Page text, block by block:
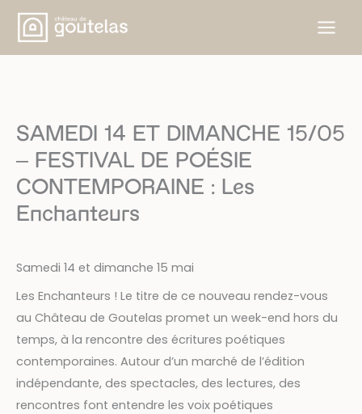
Aller
contenu
SAMEDI 14 ET DIMANCHE 15/05
– FESTIVAL DE POÉSIE
CONTEMPORAINE : Les
Enchanteurs
Samedi 14 et dimanche 15 mai
Les Enchanteurs ! Le titre de ce nouveau rendez-vous
au Château de Goutelas promet un week-end hors du
temps, à la rencontre des écritures poétiques
contemporaines. Autour d’un marché de l’édition
indépendante, des spectacles, des lectures, des
rencontres font entendre les voix poétiques